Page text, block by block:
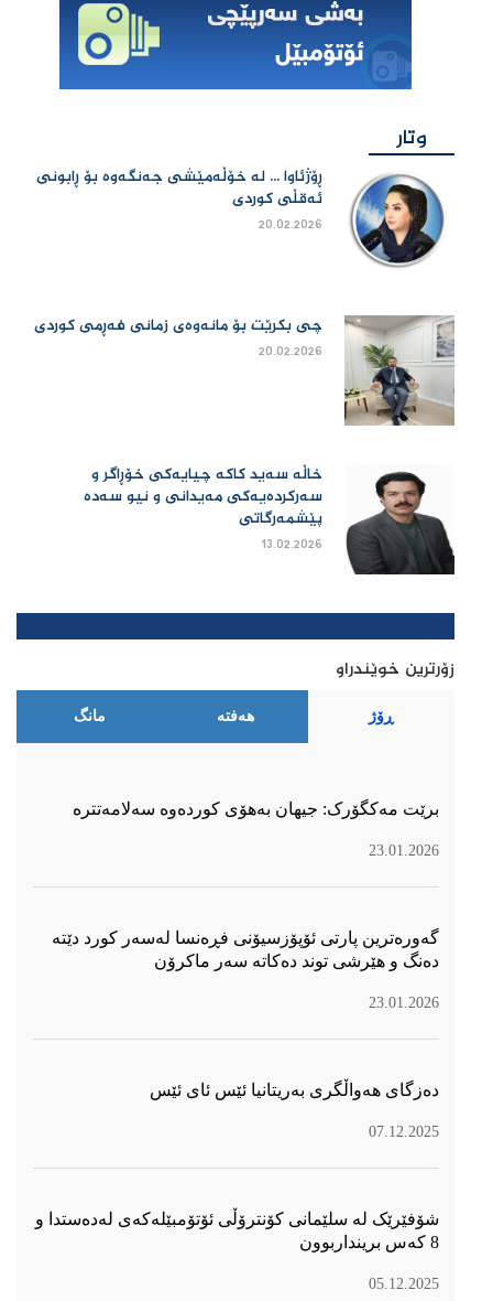
وتار
ڕۆژئاوا ... لە خۆڵەمێشی جەنگەوە بۆ ڕابونی
ئەقڵی کوردی
20.02.2026
چی بكرێت بۆ مانەوەی زمانی فەڕمی كوردی
20.02.2026
خاڵە سەید کاکە چیایەکی خۆڕاگر و
سەرکردەیەکی مەیدانی و نیو سەدە
پێشمەرگاتی
13.02.2026
زۆرترین خوێندراو
ڕۆژ هەفتە مانگ
برێت مەکگۆرک: جیهان بەهۆی کوردەوە سەلامەتترە
23.01.2026
گەورەترین پارتی ئۆپۆزسیۆنی فڕەنسا لەسەر كورد دێتە
دەنگ و هێرشی توند دەكاتە سەر ماكرۆن
23.01.2026
دەزگای هەواڵگری بەریتانیا ئێس ئای ئێس
07.12.2025
شۆفێرێک لە سلێمانی کۆنترۆڵی ئۆتۆمبێلەکەی لەدەستدا و
8 کەس برینداربوون
05.12.2025